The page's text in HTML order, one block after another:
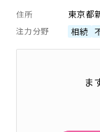
住所 東京都
注力分野 相続
ま